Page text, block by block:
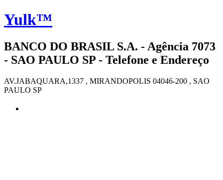
Yulk™
BANCO DO BRASIL S.A. - Agência 7073
- SAO PAULO SP - Telefone e Endereço
AV.JABAQUARA,1337 , MIRANDOPOLIS 04046-200 , SAO
PAULO SP